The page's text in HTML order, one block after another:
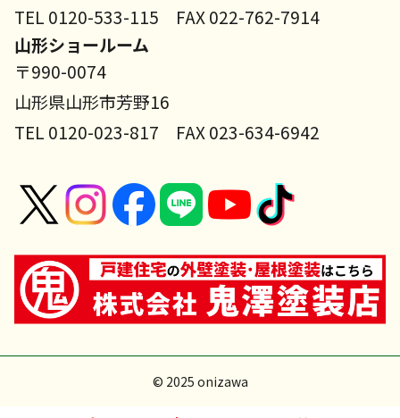
TEL 0120-533-115 FAX 022-762-7914
山形ショールーム
〒990-0074
山形県山形市芳野16
TEL 0120-023-817 FAX 023-634-6942
© 2025 onizawa